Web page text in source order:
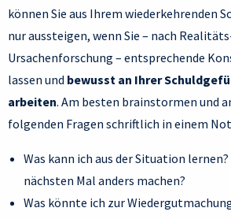
können Sie aus Ihrem wiederkehrenden
nur aussteigen, wenn Sie – nach
Ursachenforschung – entsprechende
lassen und bewusst an Ihrer
arbeiten. Am besten brainstormen und
folgenden Fragen schriftlich in einem
Was kann ich aus der Situation
nächsten Mal anders machen?
Was könnte ich zur